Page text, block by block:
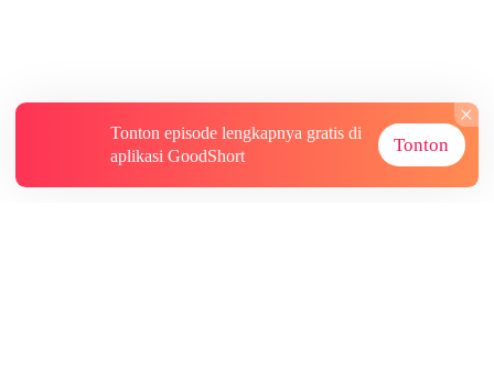
Tonton episode lengkapnya gratis di
aplikasi GoodShort
Tonton